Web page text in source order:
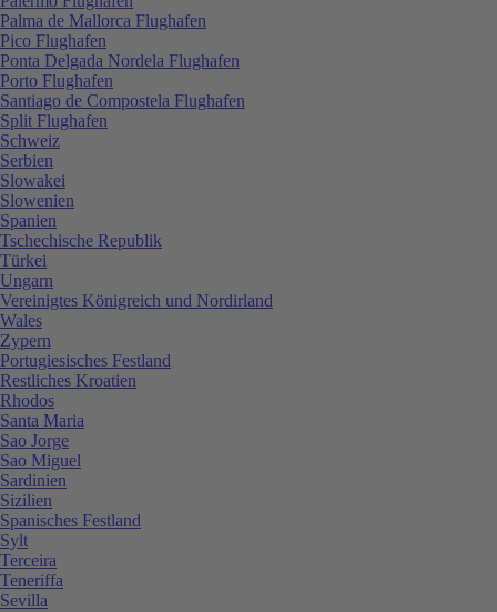
Palma de Mallorca Flughafen
Pico Flughafen
Ponta Delgada Nordela Flughafen
Porto Flughafen
Santiago de Compostela Flughafen
Split Flughafen
Schweiz
Serbien
Slowakei
Slowenien
Spanien
Tschechische Republik
Türkei
Ungarn
Vereinigtes Königreich und Nordirland
Wales
Zypern
Portugiesisches Festland
Restliches Kroatien
Rhodos
Santa Maria
Sao Jorge
Sao Miguel
Sardinien
Sizilien
Spanisches Festland
Sylt
Terceira
Teneriffa
Sevilla